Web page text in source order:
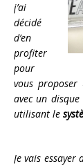
j’ai
décidé
d’en
profiter
pour
vous
avec un
utilisant le
Je vais